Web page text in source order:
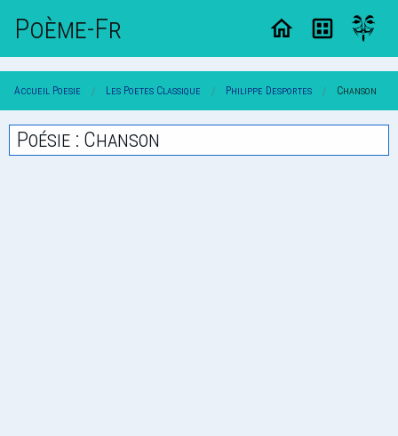
Poème-Fr
Accueil Poesie Les Poetes Classique Philippe Desportes Chanson
Poésie : Chanson